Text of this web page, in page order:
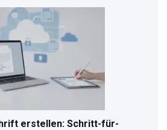
erstellen: Schritt-für-